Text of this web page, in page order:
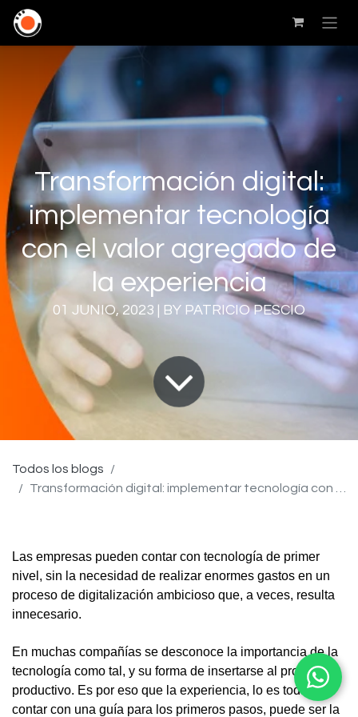
Transformación digital:
implementar tecnología
con el valor agregado de
la experiencia
01 JUNIO, 2023 | BY PATRICIO PESCIO
Todos los blogs
Transformación digital: implementar tecnología con el valor agregado de la experiencia
Las empresas pueden contar con tecnología de primer
nivel, sin la necesidad de realizar enormes gastos en un
proceso de digitalización ambicioso que, a veces, resulta
innecesario.
En muchas compañías se desconoce la importancia de la
tecnología como tal, y su forma de insertarse al proceso
productivo. Es por eso que la experiencia, lo es todo y
contar con una guía para los primeros pasos, puede ser la